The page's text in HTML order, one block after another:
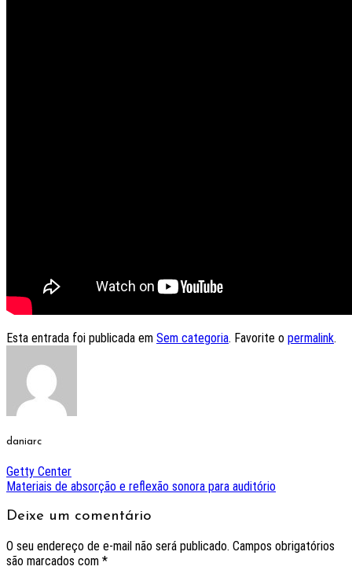
Esta entrada foi publicada em Sem categoria. Favorite o permalink.
daniarc
Getty Center
Materiais de absorção e reflexão sonora para auditório
Deixe um comentário
O seu endereço de e-mail não será publicado. Campos obrigatórios
são marcados com *